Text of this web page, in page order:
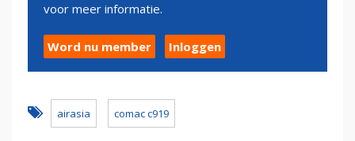
voor meer informatie.
Word nu member Inloggen
airasia comac c919